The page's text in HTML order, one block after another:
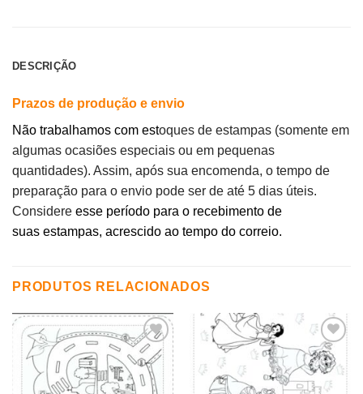
DESCRIÇÃO
Prazos de produção e envio
Não trabalhamos com estoques de estampas (somente em
algumas ocasiões especiais ou em pequenas
quantidades). Assim, após sua encomenda, o tempo de
preparação para o envio pode ser de até 5 dias úteis.
Considere esse período para o recebimento de
suas estampas, acrescido ao tempo do correio.
PRODUTOS RELACIONADOS
Adicionar
aos
meus
desejos
Adicionar
aos
meus
desejos